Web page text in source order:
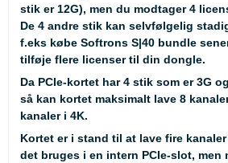
stik er 12G), men du modtager 4
De 4 andre stik kan selvfølgelig
f.eks købe Softrons S|40 bundle
tilføje flere licenser til din dongle.
Da PCIe-kortet har 4 stik som er 3G
så kan kortet maksimalt lave 8
kanaler i 4K.
Kortet er i stand til at lave fire kanaler
det bruges i en intern PCIe-slot, men